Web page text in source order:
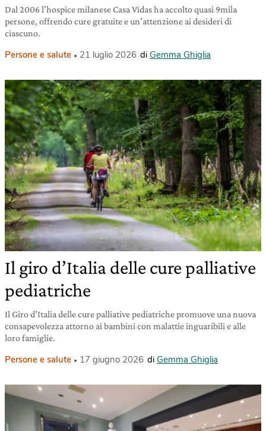
Dal 2006 l’hospice milanese Casa Vidas ha accolto quasi 9mila
persone, offrendo cure gratuite e un’attenzione ai desideri di
ciascuno.
Persone e salute 21 luglio 2026 di Gemma Ghiglia
Il giro d’Italia delle cure palliative
pediatriche
Il Giro d’Italia delle cure palliative pediatriche promuove una nuova
consapevolezza attorno ai bambini con malattie inguaribili e alle
loro famiglie.
Persone e salute 17 giugno 2026 di Gemma Ghiglia